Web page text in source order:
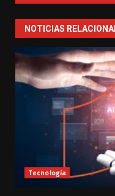
NOTICIAS
Tecnología